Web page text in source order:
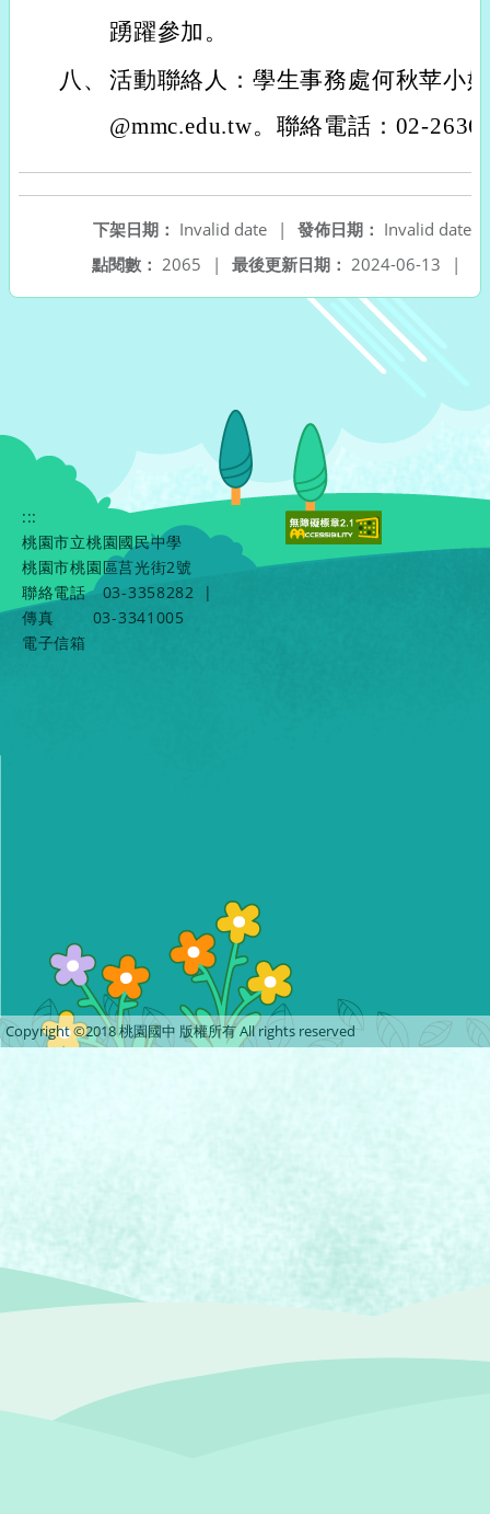
踴躍參加。
八、 活動聯絡人：學生事務處何秋苹小
@mmc.edu.tw。聯絡電話：02-
發佈日期： Invalid date
下架日期： Invalid date
|
最後更新日期： 2024-06-13 |
點閱數： 2065 |
:::
桃園市立桃園國民中學
桃園市桃園區莒光街2號
聯絡電話
03-3358282
|
傳真
03-3341005
電子信箱
Copyright ©2018 桃園國中 版權所有 All rights reserved